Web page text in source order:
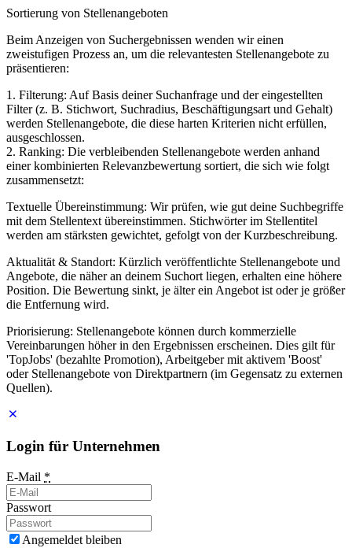
Sortierung von Stellenangeboten
Beim Anzeigen von Suchergebnissen wenden wir einen
zweistufigen Prozess an, um die relevantesten Stellenangebote zu
präsentieren:
1. Filterung: Auf Basis deiner Suchanfrage und der eingestellten
Filter (z. B. Stichwort, Suchradius, Beschäftigungsart und Gehalt)
werden Stellenangebote, die diese harten Kriterien nicht erfüllen,
ausgeschlossen.
2. Ranking: Die verbleibenden Stellenangebote werden anhand
einer kombinierten Relevanzbewertung sortiert, die sich wie folgt
zusammensetzt:
Textuelle Übereinstimmung: Wir prüfen, wie gut deine Suchbegriffe
mit dem Stellentext übereinstimmen. Stichwörter im Stellentitel
werden am stärksten gewichtet, gefolgt von der Kurzbeschreibung.
Aktualität & Standort: Kürzlich veröffentlichte Stellenangebote und
Angebote, die näher an deinem Suchort liegen, erhalten eine höhere
Position. Die Bewertung sinkt, je älter ein Angebot ist oder je größer
die Entfernung wird.
Priorisierung: Stellenangebote können durch kommerzielle
Vereinbarungen höher in den Ergebnissen erscheinen. Dies gilt für
'TopJobs' (bezahlte Promotion), Arbeitgeber mit aktivem 'Boost'
oder Stellenangebote von Direktpartnern (im Gegensatz zu externen
Quellen).
Login für Unternehmen
E-Mail *
Passwort
Angemeldet bleiben